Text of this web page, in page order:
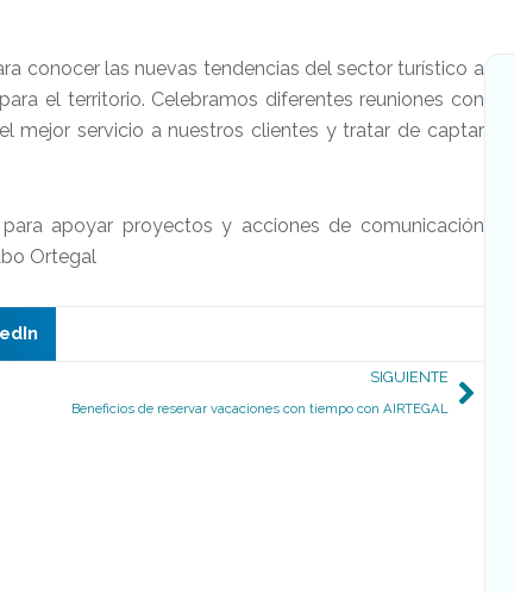
conocer las nuevas tendencias del sector turístico a
el territorio. Celebramos diferentes reuniones con
mejor servicio a nuestros clientes y tratar de captar
apoyar proyectos y acciones de comunicación
Ortegal
SIGUIENTE
Beneficios de reservar vacaciones con tiempo con AIRTEGAL